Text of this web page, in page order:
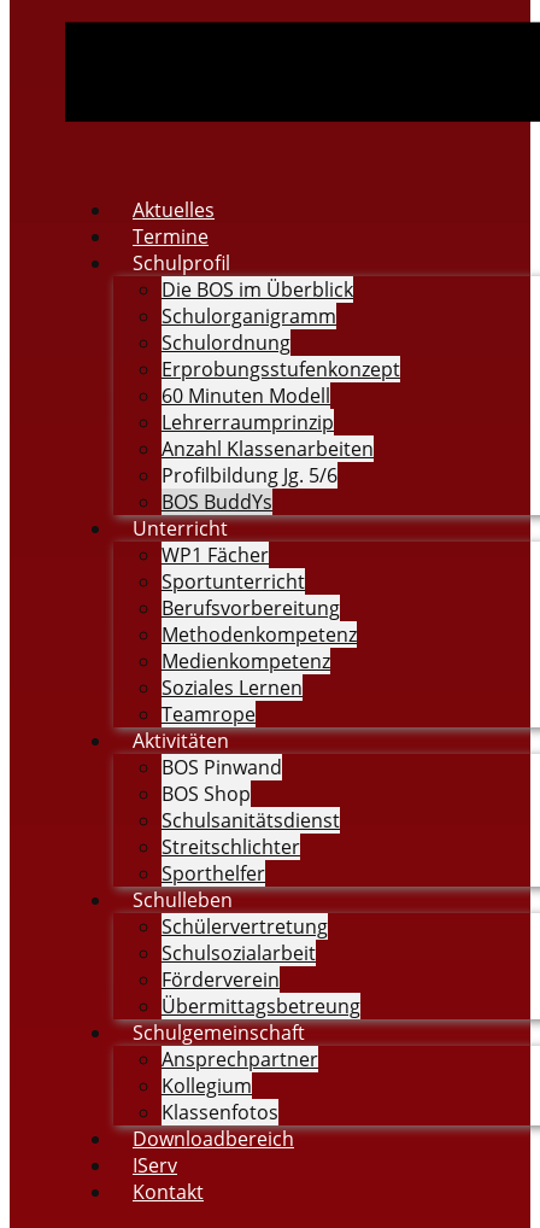
Aktuelles
Termine
Schulprofil
Die BOS im Überblick
Schulorganigramm
Schulordnung
Erprobungsstufenkonzept
60 Minuten Modell
Lehrerraumprinzip
Anzahl Klassenarbeiten
Profilbildung Jg. 5/6
BOS BuddYs
Unterricht
WP1 Fächer
Sportunterricht
Berufsvorbereitung
Methodenkompetenz
Medienkompetenz
Soziales Lernen
Teamrope
Aktivitäten
BOS Pinwand
BOS Shop
Schulsanitätsdienst
Streitschlichter
Sporthelfer
Schulleben
Schülervertretung
Schulsozialarbeit
Förderverein
Übermittagsbetreung
Schulgemeinschaft
Ansprechpartner
Kollegium
Klassenfotos
Downloadbereich
IServ
Kontakt